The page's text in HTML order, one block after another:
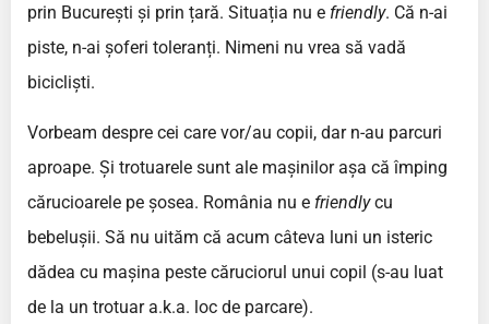
prin București și prin țară. Situația nu e friendly. Că n-ai
piste, n-ai șoferi toleranți. Nimeni nu vrea să vadă
bicicliști.
Vorbeam despre cei care vor/au copii, dar n-au parcuri
aproape. Și trotuarele sunt ale mașinilor așa că împing
cărucioarele pe șosea. România nu e friendlycu
bebelușii. Să nu uităm că acum câteva luni un isteric
dădea cu mașina peste căruciorul unui copil (s-au luat
de la un trotuar a.k.a. loc de parcare).